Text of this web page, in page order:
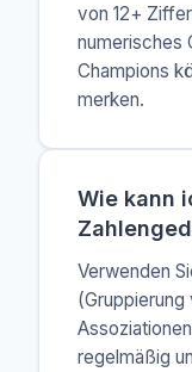
von 12+
numerisches
Champions
merken.
Wie kann
Verwenden
regelmäßig